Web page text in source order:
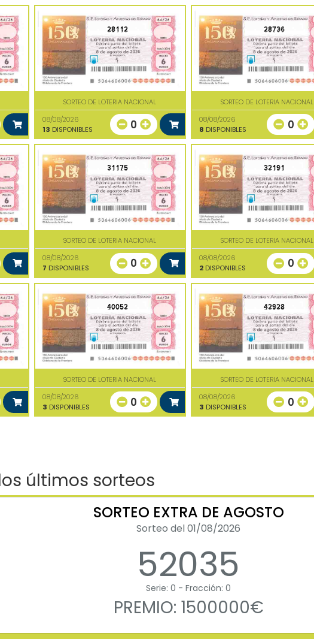
28112
SORTEO DE LOTERIA NACIONAL
08/08/2026
13 DISPONIBLES 0
28736
SORTEO DE LOTERIA NACIONAL
08/08/2026
8 DISPONIBLES 0
31175
SORTEO DE LOTERIA NACIONAL
08/08/2026
7 DISPONIBLES 0
32191
SORTEO DE LOTERIA NACIONAL
08/08/2026
2 DISPONIBLES 0
40052
SORTEO DE LOTERIA NACIONAL
08/08/2026
3 DISPONIBLES 0
42928
SORTEO DE LOTERIA NACIONAL
08/08/2026
3 DISPONIBLES 0
últimos sorteos
SORTEO EXTRA DE AGOSTO
Sorteo del 01/08/2026
52035
Serie: 0 - Fracción: 0
PREMIO: 1500000€